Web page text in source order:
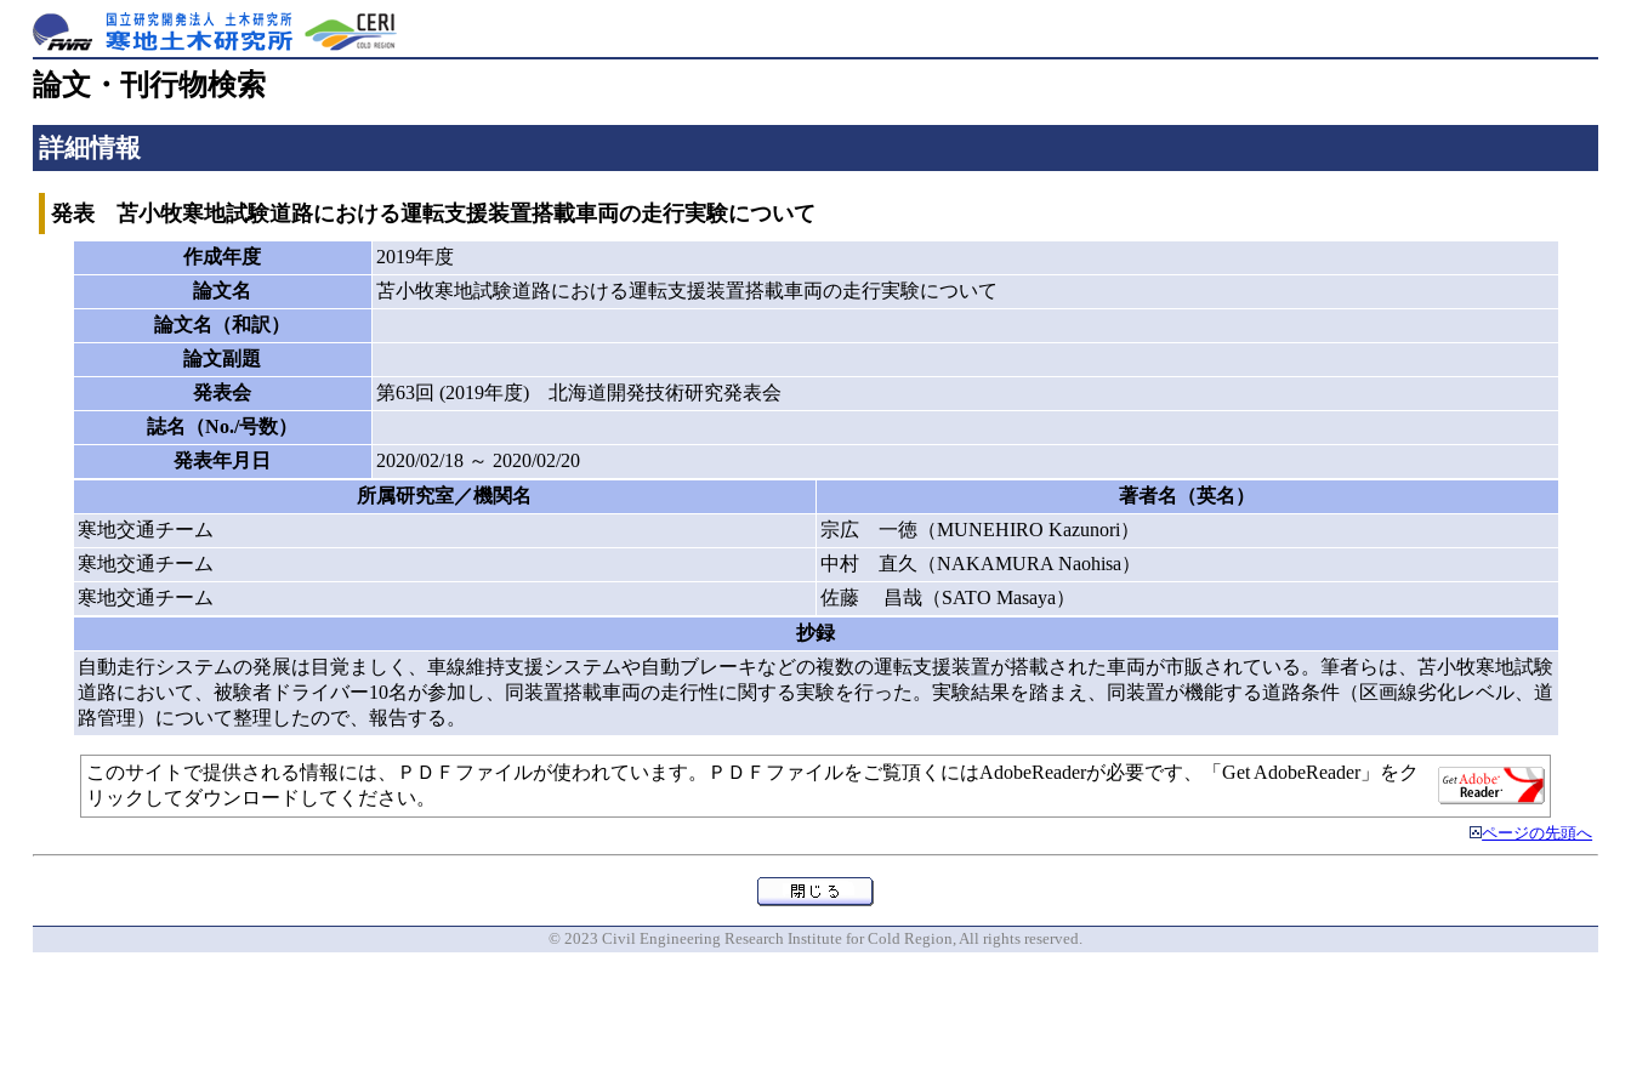
論文・刊行物検索
詳細情報
発表 苫小牧寒地試験道路における運転支援装置搭載車両の走行実験について
作成年度
2019年度
論文名
苫小牧寒地試験道路における運転支援装置搭載車両の走行実験について
論文名（和訳）
論文副題
発表会
第63回 (2019年度) 北海道開発技術研究発表会
誌名（No./号数）
発表年月日
2020/02/18 ～ 2020/02/20
所属研究室／機関名
著者名（英名）
寒地交通チーム
宗広 一徳（MUNEHIRO Kazunori）
寒地交通チーム
中村 直久（NAKAMURA Naohisa）
寒地交通チーム
佐藤 昌哉（SATO Masaya）
抄録
自動走行システムの発展は目覚ましく、車線維持支援システムや自動ブレーキなどの複数の運転支援装置が搭載された車両が市販されている。筆者らは、苫小牧寒地試験
道路において、被験者ドライバー10名が参加し、同装置搭載車両の走行性に関する実験を行った。実験結果を踏まえ、同装置が機能する道路条件（区画線劣化レベル、道
路管理）について整理したので、報告する。
このサイトで提供される情報には、ＰＤＦファイルが使われています。ＰＤＦファイルをご覧頂くにはAdobeReaderが必要です、「Get AdobeReader」をク
リックしてダウンロードしてください。
ページの先頭へ
© 2023 Civil Engineering Research Institute for Cold Region, All rights reserved.